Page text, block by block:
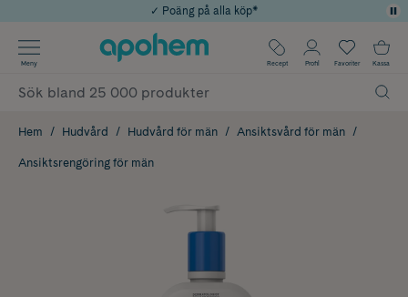
Årets Butik 2025 inom Skönhet
Använd kod: SOMMAR20 för 20% över 649kr
✓ Rådgivning från farmaceuter & hudterapeuter
✓ Poäng på alla köp*
Meny Recept Profil Favoriter Kassa
Hem Hudvård Hudvård för män Ansiktsvård för män
Ansiktsrengöring för män